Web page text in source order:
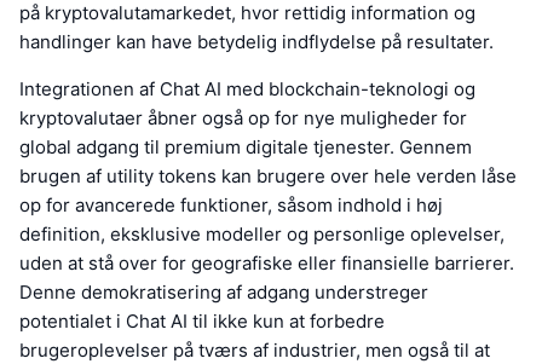
på kryptovalutamarkedet, hvor rettidig information og
handlinger kan have betydelig indflydelse på resultater.
Integrationen af Chat AI med blockchain-teknologi og
kryptovalutaer åbner også op for nye muligheder for
global adgang til premium digitale tjenester. Gennem
brugen af utility tokens kan brugere over hele verden låse
op for avancerede funktioner, såsom indhold i høj
definition, eksklusive modeller og personlige oplevelser,
uden at stå over for geografiske eller finansielle barrierer.
Denne demokratisering af adgang understreger
potentialet i Chat AI til ikke kun at forbedre
brugeroplevelser på tværs af industrier, men også til at